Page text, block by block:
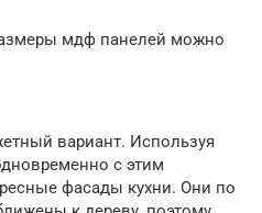
мдф панелей можно
вариант. Используя
с этим
фасады кухни. Они по